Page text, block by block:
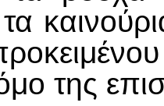
της